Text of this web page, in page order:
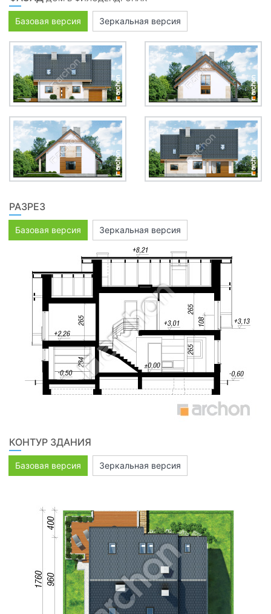
Базовая версия Зеркальная версия
РАЗРЕЗ
Базовая версия Зеркальная версия
КОНТУР ЗДАНИЯ
Базовая версия Зеркальная версия